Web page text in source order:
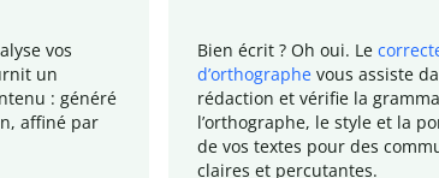
vos
un
: généré
affiné par
Bien écrit ? Oh oui. Le
d’orthographe vous assiste
rédaction et vérifie la
l’orthographe, le style et la
de vos textes pour des
claires et percutantes.